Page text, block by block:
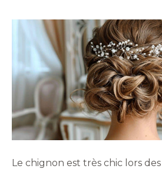
Le chignon est très chic lors